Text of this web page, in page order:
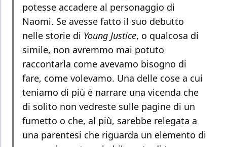
potesse accadere al personaggio di
Naomi. Se avesse fatto il suo debutto
nelle storie di Young Justice, o qualcosa di
simile, non avremmo mai potuto
raccontarla come avevamo bisogno di
fare, come volevamo. Una delle cose a cui
teniamo di più è narrare una vicenda che
di solito non vedreste sulle pagine di un
fumetto o che, al più, sarebbe relegata a
una parentesi che riguarda un elemento di